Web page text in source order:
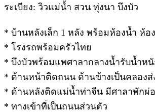
ระเบียง: วิวแม่น้ำ สวน ทุ่งนา บึงบัว
* บ้านหลังเล็ก 1 หลัง พร้อมห้องน้ำ ห้อ
* โรงรถพร้อมครัวไทย
* บึงบัวพร้อมแพศาลากลางน้ำรับน้ำห
* ด้านหน้าติดถนน ด้านข้างเป็นคลองส่
* ด้านหลังติดแม่น้ำท่าจีน มีศาลาพักผ่
* ทางเข้าที่เป็นถนนส่วนตัว